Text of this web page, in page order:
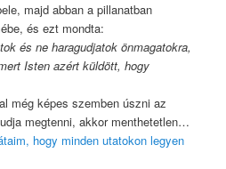
majd abban a pillanatban
és ezt mondta:
és ne haragudjatok önmagatokra,
Isten azért küldött, hogy
még képes szemben úszni az
megtenni, akkor menthetetlen…
hogy minden utatokon legyen